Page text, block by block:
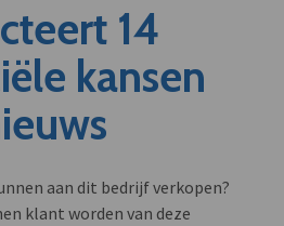
14
kansen
aan dit bedrijf verkopen?
klant worden van deze